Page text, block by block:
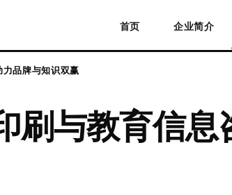
首页 企业简介
品牌与知识双赢
刷与教育信